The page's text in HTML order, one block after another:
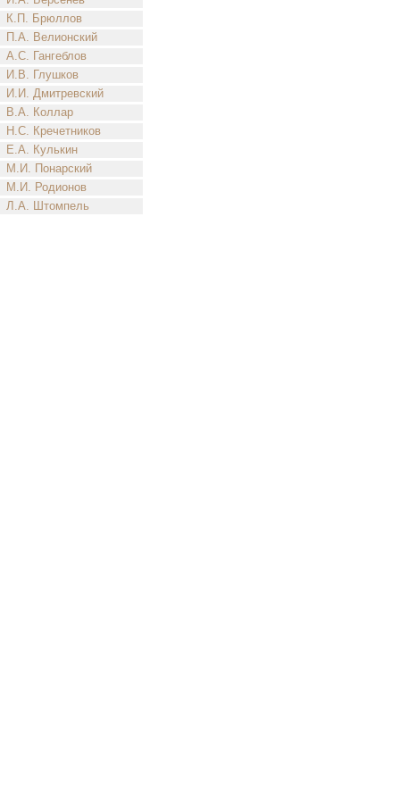
К.П. Брюллов
П.А. Велионский
А.С. Гангеблов
И.В. Глушков
И.И. Дмитревский
В.А. Коллар
Н.С. Кречетников
Е.А. Кулькин
М.И. Понарский
М.И. Родионов
Л.А. Штомпель